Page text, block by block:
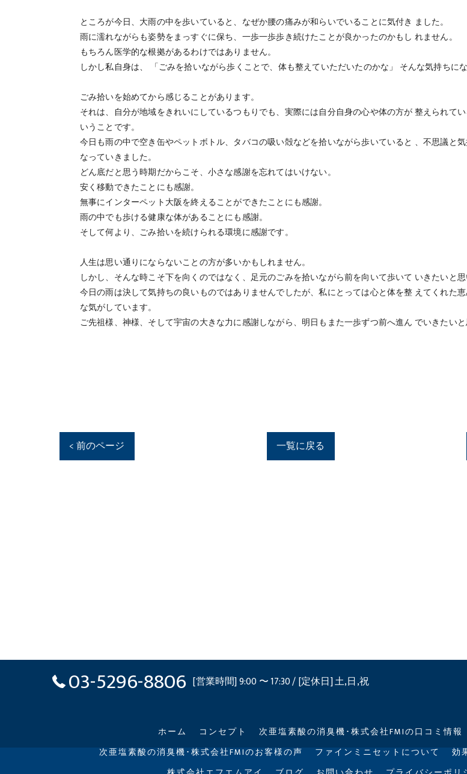
ところが今日、大雨の中を歩いていると、なぜか腰の痛みが和らいでいることに気付き ました。
雨に濡れながらも姿勢をまっすぐに保ち、一歩一歩歩き続けたことが良かったのかもし れません。
もちろん医学的な根拠があるわけではありません。
しかし私自身は、 「ごみを拾いながら歩くことで、体も整えていただいたのかな」 そんな気持ちにな
ごみ拾いを始めてから感じることがあります。
それは、自分が地域をきれいにしているつもりでも、実際には自分自身の心や体の方が 整えられて
いうことです。
今日も雨の中で空き缶やペットボトル、タバコの吸い殻などを拾いながら歩いていると 、不思議と
なっていきました。
どん底だと思う時期だからこそ、小さな感謝を忘れてはいけない。
安く移動できたことにも感謝。
無事にインターペット大阪を終えることができたことにも感謝。
雨の中でも歩ける健康な体があることにも感謝。
そして何より、ごみ拾いを続けられる環境に感謝です。
人生は思い通りにならないことの方が多いかもしれません。
しかし、そんな時こそ下を向くのではなく、足元のごみを拾いながら前を向いて歩いて いきたいと思
今日の雨は決して気持ちの良いものではありませんでしたが、私にとっては心と体を整 えてくれた
な気がしています。
ご先祖様、神様、そして宇宙の大きな力に感謝しながら、明日もまた一歩ずつ前へ進ん でいきたいと
< 前のページ 一覧に戻る
03-5296-8806 [営業時間] 9:00 〜 17:30 / [定休日] 土,日,祝
ホーム コンセプト 次亜塩素酸の消臭機･株式会社FMIの口コミ情報
次亜塩素酸の消臭機･株式会社FMIのお客様の声
ファインミニセットについて 効